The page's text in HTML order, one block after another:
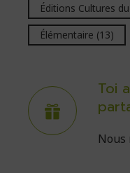
Éditions Cultures
Élémentaire (13)
Toi